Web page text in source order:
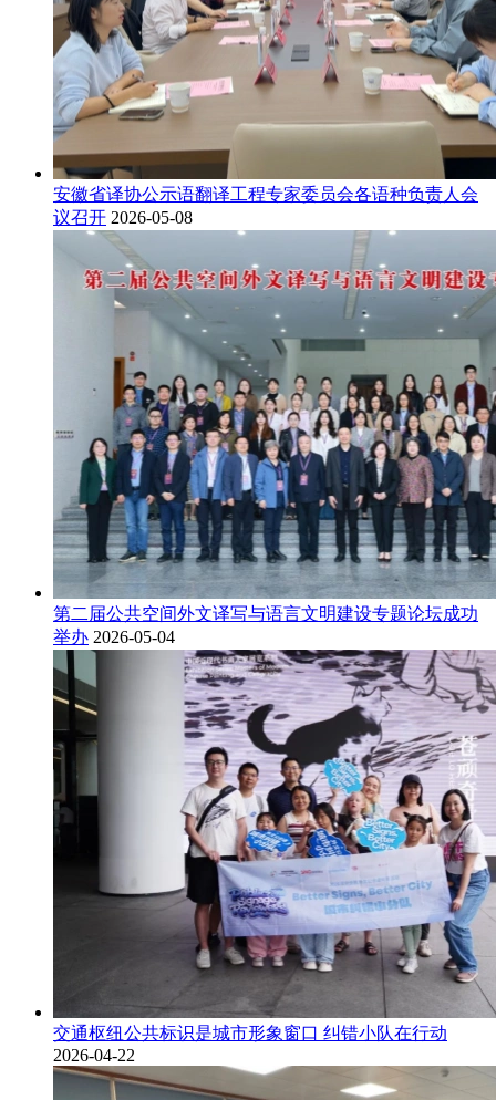
安徽省译协公示语翻译工程专家委员会各语种负责人会
议召开 2026-05-08
第二届公共空间外文译写与语言文明建设专题论坛成功
举办 2026-05-04
交通枢纽公共标识是城市形象窗口 纠错小队在行动
2026-04-22